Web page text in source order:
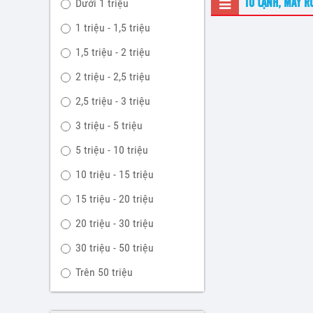
Dưới 1 triệu
1 triệu - 1,5 triệu
1,5 triệu - 2 triệu
2 triệu - 2,5 triệu
2,5 triệu - 3 triệu
3 triệu - 5 triệu
5 triệu - 10 triệu
10 triệu - 15 triệu
15 triệu - 20 triệu
20 triệu - 30 triệu
30 triệu - 50 triệu
Trên 50 triệu
TỦ LẠNH, MÁY